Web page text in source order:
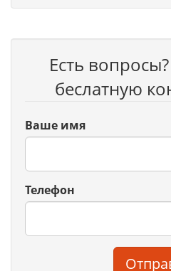
Есть
беслатную
Ваше имя
Телефон